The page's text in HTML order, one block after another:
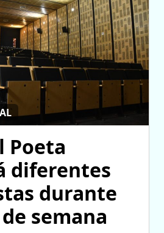
Poeta
diferentes
durante
semana